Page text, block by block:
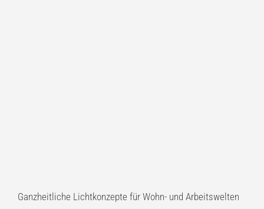
Ganzheitliche Lichtkonzepte für Wohn- und Arbeitswelten